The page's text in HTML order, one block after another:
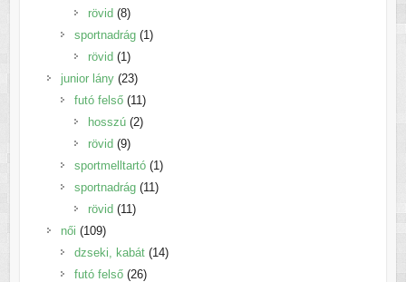
rövid 88
termék
sportnadrág 11
rövid 11
termék
junior lány 2323
termék
futó felső 1111
termék
hosszú 22
rövid 99
termék
sportmelltartó 11
termék
sportnadrág 1111
rövid 1111
női 109109
termék
dzseki, kabát 1414
futó felső 2626